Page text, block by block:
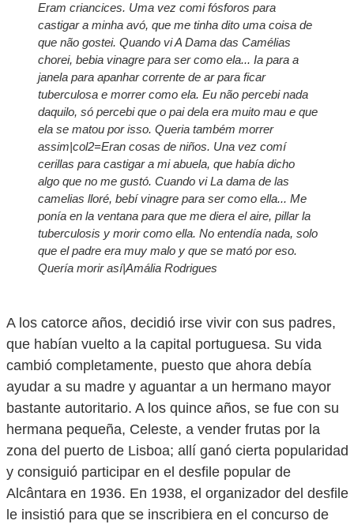
Eram criancices. Uma vez comi fósforos para
castigar a minha avó, que me tinha dito uma coisa de
que não gostei. Quando vi A Dama das Camélias
chorei, bebia vinagre para ser como ela... Ia para a
janela para apanhar corrente de ar para ficar
tuberculosa e morrer como ela. Eu não percebi nada
daquilo, só percebi que o pai dela era muito mau e que
ela se matou por isso. Queria também morrer
assim|col2=Eran cosas de niños. Una vez comí
cerillas para castigar a mi abuela, que había dicho
algo que no me gustó. Cuando viLa dama de las
camelias lloré, bebí vinagre para ser como ella... Me
ponía en la ventana para que me diera el aire, pillar la
tuberculosis y morir como ella. No entendía nada, solo
que el padre era muy malo y que se mató por eso.
Quería morir así|Amália Rodrigues
A los catorce años, decidió irse vivir con sus padres,
que habían vuelto a la capital portuguesa. Su vida
cambió completamente, puesto que ahora debía
ayudar a su madre y aguantar a un hermano mayor
bastante autoritario. A los quince años, se fue con su
hermana pequeña, Celeste, a vender frutas por la
zona del puerto de Lisboa; allí ganó cierta popularidad
y consiguió participar en el desfile popular de
Alcântara en 1936. En 1938, el organizador del desfile
le insistió para que se inscribiera en el concurso de